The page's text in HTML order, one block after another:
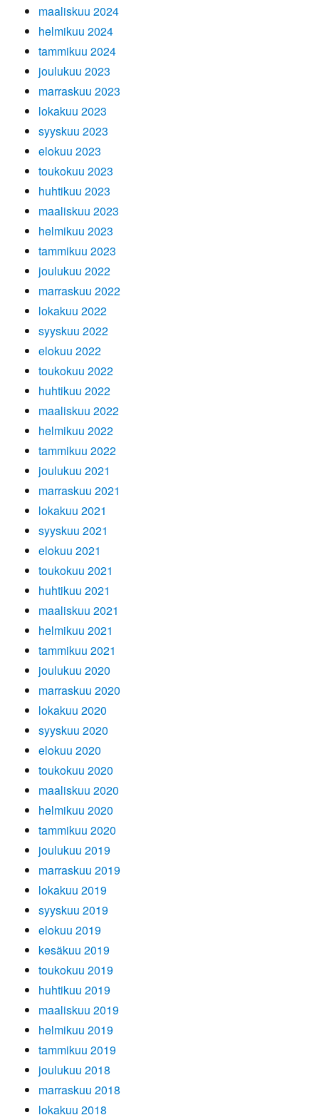
maaliskuu 2024
helmikuu 2024
tammikuu 2024
joulukuu 2023
marraskuu 2023
lokakuu 2023
syyskuu 2023
elokuu 2023
toukokuu 2023
huhtikuu 2023
maaliskuu 2023
helmikuu 2023
tammikuu 2023
joulukuu 2022
marraskuu 2022
lokakuu 2022
syyskuu 2022
elokuu 2022
toukokuu 2022
huhtikuu 2022
maaliskuu 2022
helmikuu 2022
tammikuu 2022
joulukuu 2021
marraskuu 2021
lokakuu 2021
syyskuu 2021
elokuu 2021
toukokuu 2021
huhtikuu 2021
maaliskuu 2021
helmikuu 2021
tammikuu 2021
joulukuu 2020
marraskuu 2020
lokakuu 2020
syyskuu 2020
elokuu 2020
toukokuu 2020
maaliskuu 2020
helmikuu 2020
tammikuu 2020
joulukuu 2019
marraskuu 2019
lokakuu 2019
syyskuu 2019
elokuu 2019
kesäkuu 2019
toukokuu 2019
huhtikuu 2019
maaliskuu 2019
helmikuu 2019
tammikuu 2019
joulukuu 2018
marraskuu 2018
lokakuu 2018